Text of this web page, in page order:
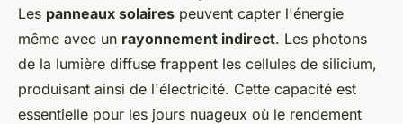
Les panneaux solaires peuvent capter l'énergie
même avec un rayonnement indirect. Les photons
de la lumière diffuse frappent les cellules de silicium,
produisant ainsi de l'électricité. Cette capacité est
essentielle pour les jours nuageux où le rendement